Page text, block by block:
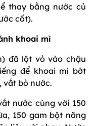
thay bằng nước củ
cốt).
khoai mì
đã lột vỏ vào chậu
để khoai mì bớt
vắt bỏ nước.
nước cùng với 150
150 gam bột năng